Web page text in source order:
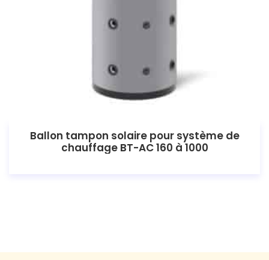
Ballon tampon solaire pour système de
chauffage BT-AC 160 à 1000